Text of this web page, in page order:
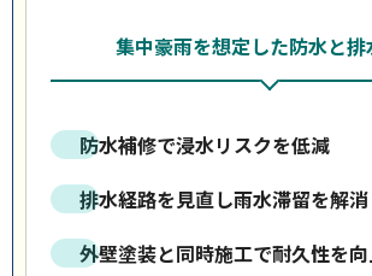
集中豪雨を想定した防水と排
防水補修で浸水リスクを低減
排水経路を見直し雨水滞留を解消
外壁塗装と同時施工で耐久性を